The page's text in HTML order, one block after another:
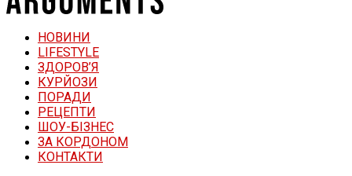
НОВИНИ
LIFESTYLE
ЗДОРОВ’Я
КУРЙОЗИ
ПОРАДИ
РЕЦЕПТИ
ШОУ-БІЗНЕС
ЗА КОРДОНОМ
КОНТАКТИ